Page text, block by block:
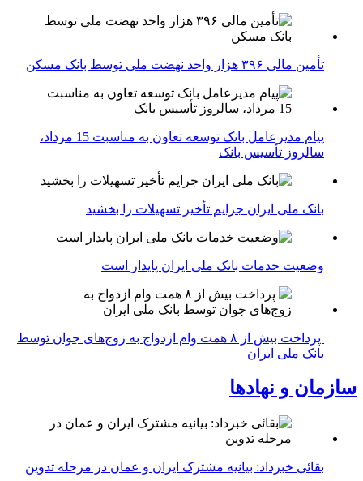
تأمین مالی ۳۹۶ هزار واحد نهضت ملی توسط بانک مسکن
پیام مدیرعامل بانک توسعه تعاون به مناسبت 15 مرداد،
سالروز تأسیس بانک
بانک ملی ایران جرایم تأخیر تسهیلات را بخشید
وضعیت خدمات بانک ملی ایران پایدار است
پرداخت بیش از ۸ همت وام ازدواج به زوج‌های جوان توسط
بانک ملی ایران
سازمان و نهادها
بقائی خبرداد: بیانیه مشترک ایران و عمان در مرحله تدوین